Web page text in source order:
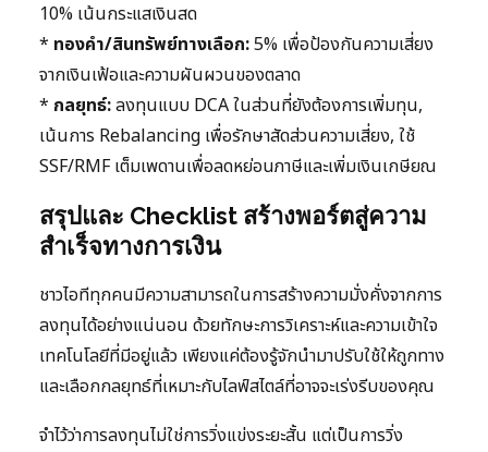
10% เน้นกระแสเงินสด
* ทองคำ/สินทรัพย์ทางเลือก:5% เพื่อป้องกันความเสี่ยง
จากเงินเฟ้อและความผันผวนของตลาด
* กลยุทธ์:ลงทุนแบบ DCA ในส่วนที่ยังต้องการเพิ่มทุน,
เน้นการ Rebalancing เพื่อรักษาสัดส่วนความเสี่ยง, ใช้
SSF/RMF เต็มเพดานเพื่อลดหย่อนภาษีและเพิ่มเงินเกษียณ
สรุปและ Checklist สร้างพอร์ตสู่ความ
สำเร็จทางการเงิน
ชาวไอทีทุกคนมีความสามารถในการสร้างความมั่งคั่งจากการ
ลงทุนได้อย่างแน่นอน ด้วยทักษะการวิเคราะห์และความเข้าใจ
เทคโนโลยีที่มีอยู่แล้ว เพียงแค่ต้องรู้จักนำมาปรับใช้ให้ถูกทาง
และเลือกกลยุทธ์ที่เหมาะกับไลฟ์สไตล์ที่อาจจะเร่งรีบของคุณ
จำไว้ว่าการลงทุนไม่ใช่การวิ่งแข่งระยะสั้น แต่เป็นการวิ่ง